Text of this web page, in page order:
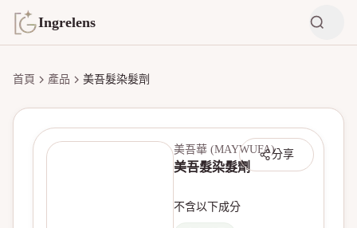
Ingrelens
首頁 產品 美吾髮染髮劑
分享
美吾華 (MAYWUFA)
美吾髮染髮劑
不含以下成分